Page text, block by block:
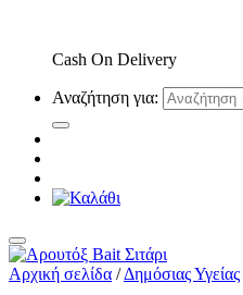
Cash On Delivery
Αναζήτηση για:
Αρχική σελίδα / Δημόσιας Υγείας